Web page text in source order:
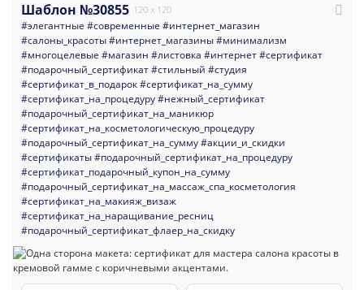
Шаблон №30855 120 x 120
#элегантные #современные #интернет_магазин
#салоны_красоты#интернет_магазины#минимализм
#многоцелевые #магазин #листовка #интернет#сертификат
#подарочный_сертификат#стильный #студия
#сертификат_в_подарок#сертификат_на_сумму
#сертификат_на_процедуру#нежный_сертификат
#подарочный_сертификат_на_маникюр
#сертификат_на_косметологическую_процедуру
#подарочный_сертификат_на_сумму#акции_и_скидки
#сертификаты#подарочный_сертификат_на_процедуру
#сертификат_подарочный_купон_на_сумму
#подарочный_сертификат_на_массаж_спа_косметология
#сертификат_на_макияж_визаж
#сертификат_на_наращивание_ресниц
#подарочный_сертификат_флаер_на_скидку